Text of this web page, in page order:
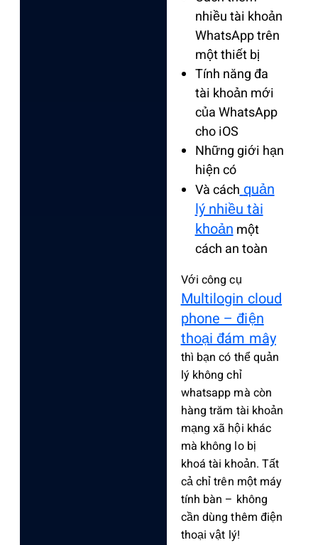
nhiều tài khoản
WhatsApp trên
một thiết bị
Tính năng đa
tài khoản mới
của WhatsApp
cho iOS
Những giới hạn
hiện có
Và cáchquản
lý nhiều tài
khoảnmột
cách an toàn
Với công cụ
Multilogin cloud
phone – điện
thoại đám mây
thì bạn có thể quản
lý không chỉ
whatsapp mà còn
hàng trăm tài khoản
mạng xã hội khác
mà không lo bị
khoá tài khoản. Tất
cả chỉ trên một máy
tính bàn – không
cần dùng thêm điện
thoại vật lý!